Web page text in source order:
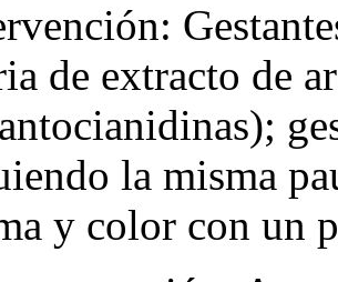
de extracto de
la misma
y color con un